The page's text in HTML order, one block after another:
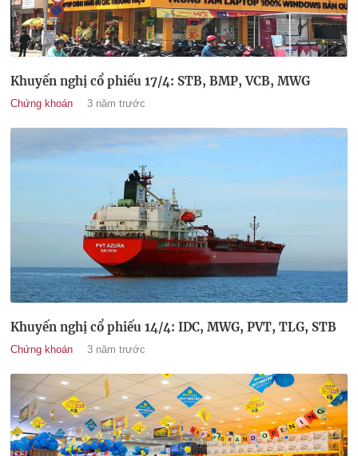
Khuyến nghị cổ phiếu 17/4: STB, BMP, VCB, MWG
Chứng khoán 3 năm trước
Khuyến nghị cổ phiếu 14/4: IDC, MWG, PVT, TLG, STB
Chứng khoán 3 năm trước